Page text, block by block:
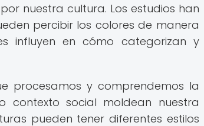
nuestra cultura. Los estudios han
percibir los colores de manera
influyen en cómo categorizan y
procesamos y comprendemos la
contexto social moldean nuestra
pueden tener diferentes estilos